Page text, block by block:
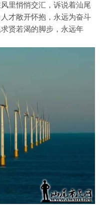
里悄悄交汇，诉说着汕尾
才敞开怀抱，永远为奋斗
贤若渴的脚步，永远年